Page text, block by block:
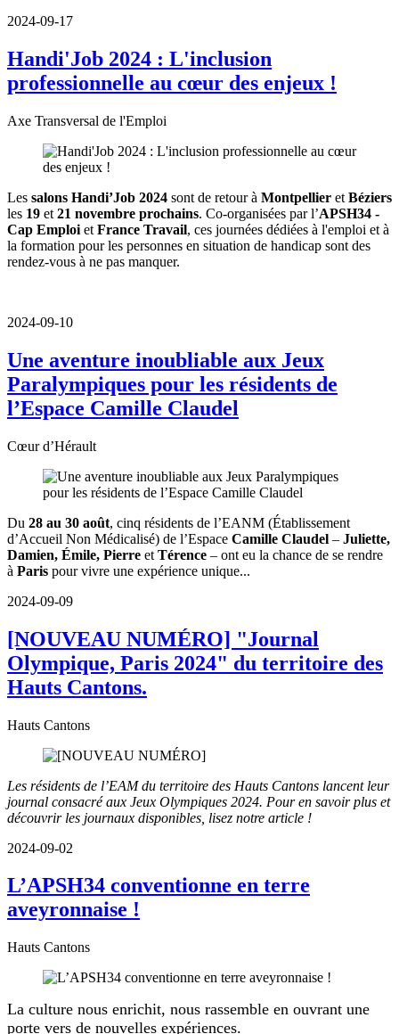
2024-09-17
Handi'Job 2024 : L'inclusion
professionnelle au cœur des enjeux !
Axe Transversal de l'Emploi
Les salons Handi’Job 2024 sont de retour à Montpellier et Béziers
les 19 et 21 novembre prochains. Co-organisées par l’APSH34 -
Cap Emploi et France Travail, ces journées dédiées à l'emploi et à
la formation pour les personnes en situation de handicap sont des
rendez-vous à ne pas manquer.
2024-09-10
Une aventure inoubliable aux Jeux
Paralympiques pour les résidents de
l’Espace Camille Claudel
Cœur d’Hérault
Du 28 au 30 août, cinq résidents de l’EANM (Établissement
d’Accueil Non Médicalisé) de l’Espace Camille Claudel – Juliette,
Damien, Émile, Pierre et Térence – ont eu la chance de se rendre
à Paris pour vivre une expérience unique...
2024-09-09
[NOUVEAU NUMÉRO] "Journal
Olympique, Paris 2024" du territoire des
Hauts Cantons.
Hauts Cantons
Les résidents de l’EAM du territoire des Hauts Cantons lancent leur
journal consacré aux Jeux Olympiques 2024. Pour en savoir plus et
découvrir les journaux disponibles, lisez notre article !
2024-09-02
L’APSH34 conventionne en terre
aveyronnaise !
Hauts Cantons
La culture nous enrichit, nous rassemble en ouvrant une
porte vers de nouvelles expériences.